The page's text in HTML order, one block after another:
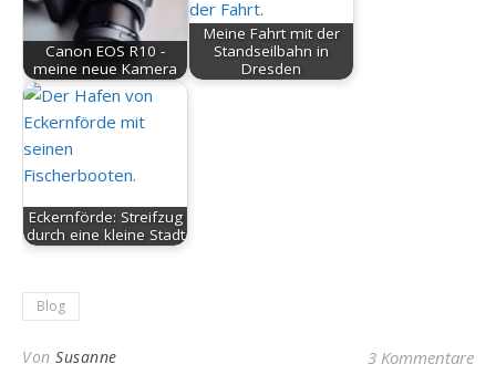
Canon EOS R10 -
meine neue Kamera
Meine Fahrt mit der
Standseilbahn in
Dresden
Eckernförde: Streifzug
durch eine kleine Stadt
Blog
Von Susanne 3 Kommentare